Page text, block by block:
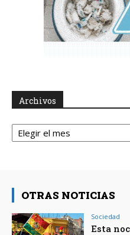
Archivos
Archivos
OTRAS NOTICIAS
Sociedad
Esta